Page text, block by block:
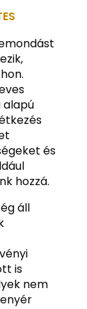
alapú
és
hozzá.
áll
is
nem